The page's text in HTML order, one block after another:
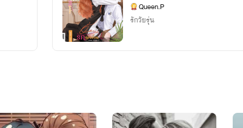
Queen.P
รักวัยรุ่น